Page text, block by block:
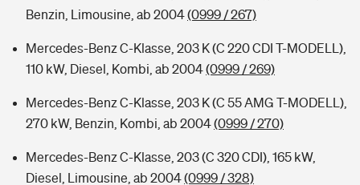
Benzin, Limousine, ab 2004(0999 / 267)
Mercedes-Benz C-Klasse, 203 K (C 220 CDI T-MODELL),
110 kW, Diesel, Kombi, ab 2004(0999 / 269)
Mercedes-Benz C-Klasse, 203 K (C 55 AMG T-MODELL),
270 kW, Benzin, Kombi, ab 2004(0999 / 270)
Mercedes-Benz C-Klasse, 203 (C 320 CDI), 165 kW,
Diesel, Limousine, ab 2004(0999 / 328)